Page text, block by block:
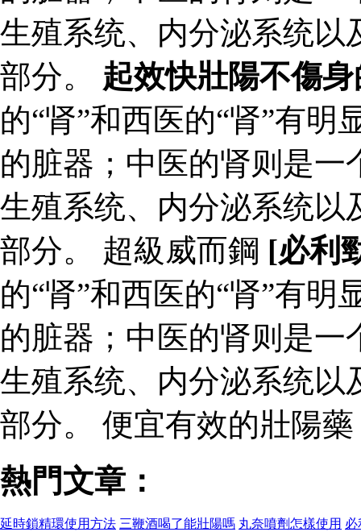
生殖系统、内分泌系统以
部分。 起效快壯陽不傷
的“肾”和西医的“肾”有
的脏器；中医的肾则是
生殖系统、内分泌系统以
部分。 超級威而鋼 [必利
的“肾”和西医的“肾”有
的脏器；中医的肾则是
生殖系统、内分泌系统以
部分。 便宜有效的壯陽藥
熱門文章：
延時鎖精環使用方法 三鞭酒喝了能壯陽嗎 丸奈噴劑怎樣使用 必